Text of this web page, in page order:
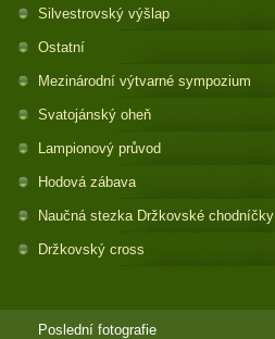
Silvestrovský výšlap
Ostatní
Mezinárodní výtvarné sympozium
Svatojánský oheň
Lampionový průvod
Hodová zábava
Naučná stezka Držkovské chodníčky
Držkovský cross
Poslední fotografie